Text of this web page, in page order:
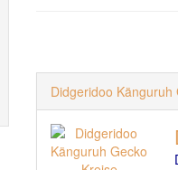
Didgeridoo Känguruh